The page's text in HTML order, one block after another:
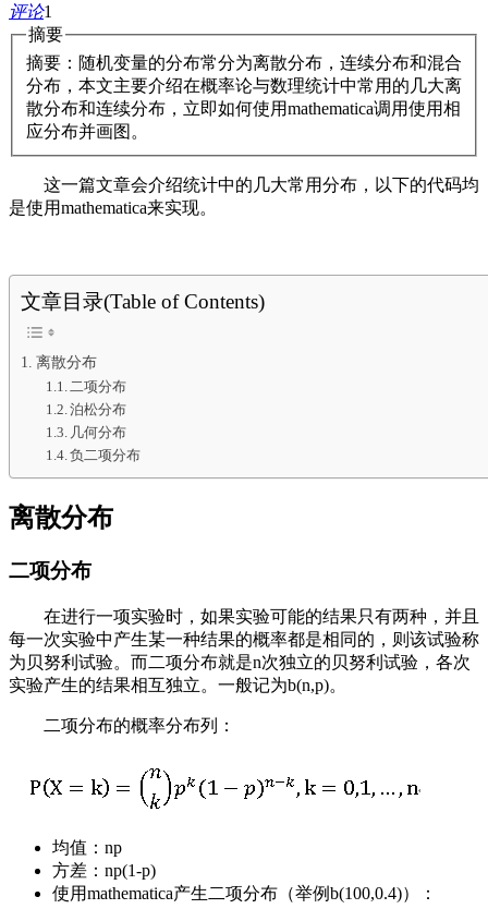
评论1
摘要
摘要：随机变量的分布常分为离散分布，连续分布和混合
分布，本文主要介绍在概率论与数理统计中常用的几大离
散分布和连续分布，立即如何使用mathematica调用使用相
应分布并画图。
这一篇文章会介绍统计中的几大常用分布，以下的代码均
是使用mathematica来实现。
文章目录(Table of Contents)
离散分布
二项分布
泊松分布
几何分布
负二项分布
离散分布
二项分布
在进行一项实验时，如果实验可能的结果只有两种，并且
每一次实验中产生某一种结果的概率都是相同的，则该试验称
为贝努利试验。而二项分布就是n次独立的贝努利试验，各次
实验产生的结果相互独立。一般记为b(n,p)。
二项分布的概率分布列：
均值：np
方差：np(1-p)
使用mathematica产生二项分布（举例b(100,0.4)）：